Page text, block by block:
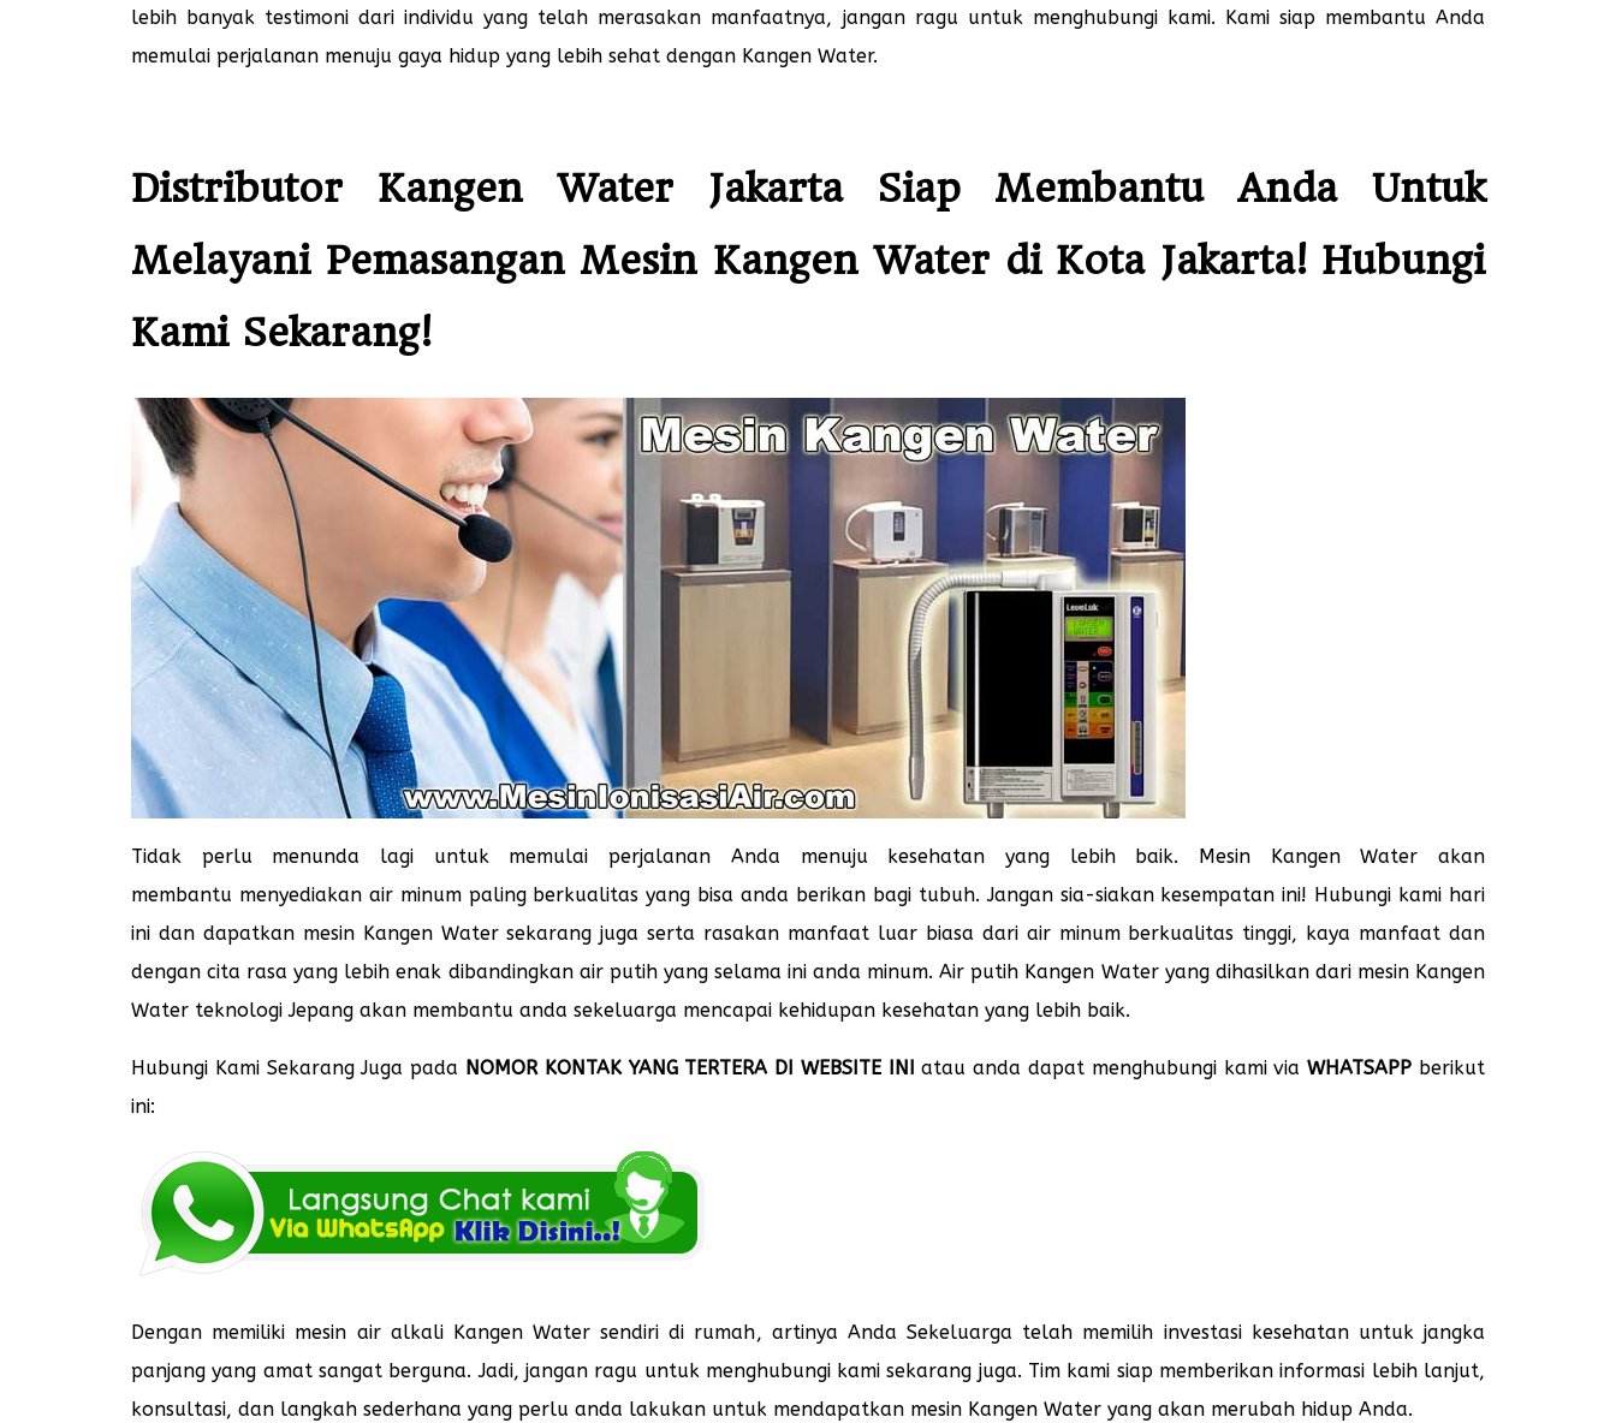
lebih banyak testimoni dari individu yang telah merasakan manfaatnya, jangan ragu untuk menghubungi kami. Kami siap membantu Anda
memulai perjalanan menuju gaya hidup yang lebih sehat dengan Kangen Water.
Distributor Kangen Water Jakarta Siap Membantu Anda Untuk
Melayani Pemasangan Mesin Kangen Water di Kota Jakarta! Hubungi
Kami Sekarang!
Tidak perlu menunda lagi untuk memulai perjalanan Anda menuju kesehatan yang lebih baik. Mesin Kangen Water akan
membantu menyediakan air minum paling berkualitas yang bisa anda berikan bagi tubuh. Jangan sia-siakan kesempatan ini! Hubungi kami hari
ini dan dapatkan mesin Kangen Water sekarang juga serta rasakan manfaat luar biasa dari air minum berkualitas tinggi, kaya manfaat dan
dengan cita rasa yang lebih enak dibandingkan air putih yang selama ini anda minum. Air putih Kangen Water yang dihasilkan dari mesin Kangen
Water teknologi Jepang akan membantu anda sekeluarga mencapai kehidupan kesehatan yang lebih baik.
Hubungi Kami Sekarang Juga pada NOMOR KONTAK YANG TERTERA DI WEBSITE INI atau anda dapat menghubungi kami viaWHATSAPP berikut
ini:
Dengan memiliki mesin air alkali Kangen Water sendiri di rumah, artinya Anda Sekeluarga telah memilih investasi kesehatan untuk jangka
panjang yang amat sangat berguna. Jadi, jangan ragu untuk menghubungi kami sekarang juga. Tim kami siap memberikan informasi lebih lanjut,
konsultasi, dan langkah sederhana yang perlu anda lakukan untuk mendapatkan mesin Kangen Water yang akan merubah hidup Anda.